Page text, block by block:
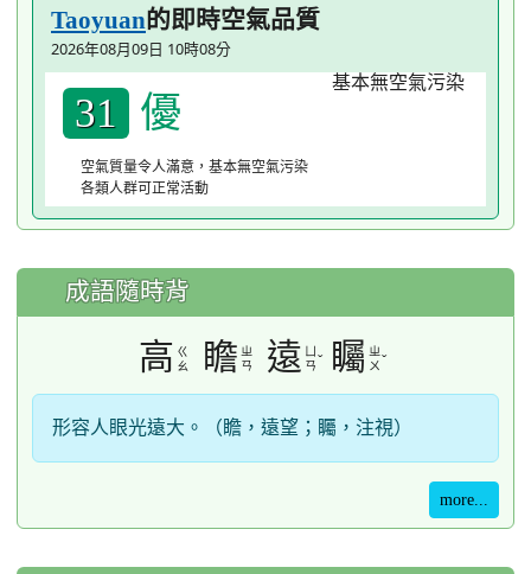
Taoyuan的即時空氣品質
2026年08月09日 10時08分
31 優
空氣質量令人滿意，基本無空氣污染
各類人群可正常活動
成語隨時背
高 ㄍ
ㄠ
瞻 ㄓ
ㄢ
遠 ㄢˇ 矚 ㄓ
ㄨˇ
形容人眼光遠大。（瞻，遠望；矚，注視）
more...